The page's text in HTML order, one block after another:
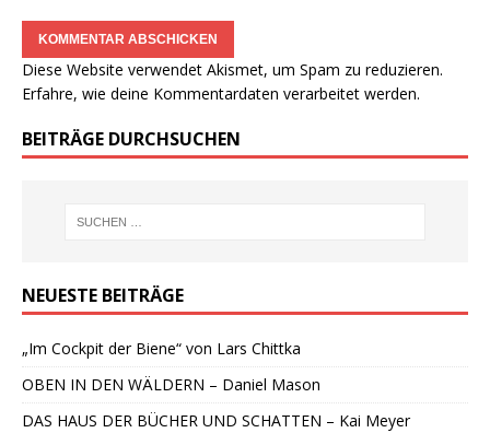
Diese Website verwendet Akismet, um Spam zu reduzieren.
Erfahre, wie deine Kommentardaten verarbeitet werden.
BEITRÄGE DURCHSUCHEN
NEUESTE BEITRÄGE
„Im Cockpit der Biene“ von Lars Chittka
OBEN IN DEN WÄLDERN – Daniel Mason
DAS HAUS DER BÜCHER UND SCHATTEN – Kai Meyer